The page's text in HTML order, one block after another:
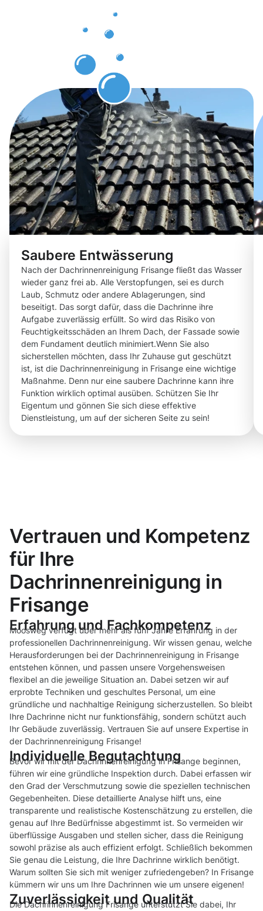
Saubere Entwässerung
Nach der Dachrinnenreinigung Frisange fließt das Wasser
wieder ganz frei ab. Alle Verstopfungen, sei es durch
Laub, Schmutz oder andere Ablagerungen, sind
beseitigt. Das sorgt dafür, dass die Dachrinne ihre
Aufgabe zuverlässig erfüllt. So wird das Risiko von
Feuchtigkeitsschäden an Ihrem Dach, der Fassade sowie
dem Fundament deutlich minimiert.Wenn Sie also
sicherstellen möchten, dass Ihr Zuhause gut geschützt
ist, ist die Dachrinnenreinigung in Frisange eine wichtige
Maßnahme. Denn nur eine saubere Dachrinne kann ihre
Funktion wirklich optimal ausüben. Schützen Sie Ihr
Eigentum und gönnen Sie sich diese effektive
Dienstleistung, um auf der sicheren Seite zu sein!
Vertrauen und Kompetenz
für Ihre
Dachrinnenreinigung in
Frisange
Erfahrung und Fachkompetenz
Moosweg verfügt über mehr als fünf Jahre Erfahrung in der
professionellen Dachrinnenreinigung. Wir wissen genau, welche
Herausforderungen bei der Dachrinnenreinigung in Frisange
entstehen können, und passen unsere Vorgehensweisen
flexibel an die jeweilige Situation an. Dabei setzen wir auf
erprobte Techniken und geschultes Personal, um eine
gründliche und nachhaltige Reinigung sicherzustellen. So bleibt
Ihre Dachrinne nicht nur funktionsfähig, sondern schützt auch
Ihr Gebäude zuverlässig. Vertrauen Sie auf unsere Expertise in
der Dachrinnenreinigung Frisange!
Individuelle Begutachtung
Bevor wir mit der Dachrinnenreinigung in Frisange beginnen,
führen wir eine gründliche Inspektion durch. Dabei erfassen wir
den Grad der Verschmutzung sowie die speziellen technischen
Gegebenheiten. Diese detaillierte Analyse hilft uns, eine
transparente und realistische Kostenschätzung zu erstellen, die
genau auf Ihre Bedürfnisse abgestimmt ist. So vermeiden wir
überflüssige Ausgaben und stellen sicher, dass die Reinigung
sowohl präzise als auch effizient erfolgt. Schließlich bekommen
Sie genau die Leistung, die Ihre Dachrinne wirklich benötigt.
Warum sollten Sie sich mit weniger zufriedengeben? In Frisange
kümmern wir uns um Ihre Dachrinnen wie um unsere eigenen!
Zuverlässigkeit und Qualität
Die Dachrinnenreinigung Frisange unterstützt Sie dabei, Ihr